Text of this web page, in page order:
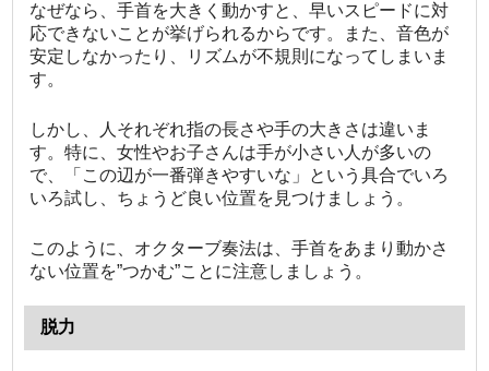
なぜなら、手首を大きく動かすと、早いスピードに対
応できないことが挙げられるからです。また、音色が
安定しなかったり、リズムが不規則になってしまいま
す。
しかし、人それぞれ指の長さや手の大きさは違いま
す。特に、女性やお子さんは手が小さい人が多いの
で、「この辺が一番弾きやすいな」という具合でいろ
いろ試し、ちょうど良い位置を見つけましょう。
このように、オクターブ奏法は、手首をあまり動かさ
ない位置を”つかむ”ことに注意しましょう。
脱力